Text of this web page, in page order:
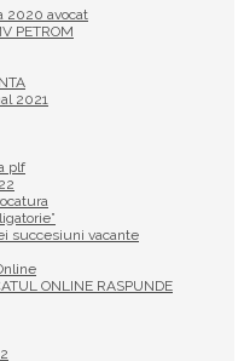
2020 avocat
PETROM
2021
plf
succesiuni vacante
ONLINE RASPUNDE